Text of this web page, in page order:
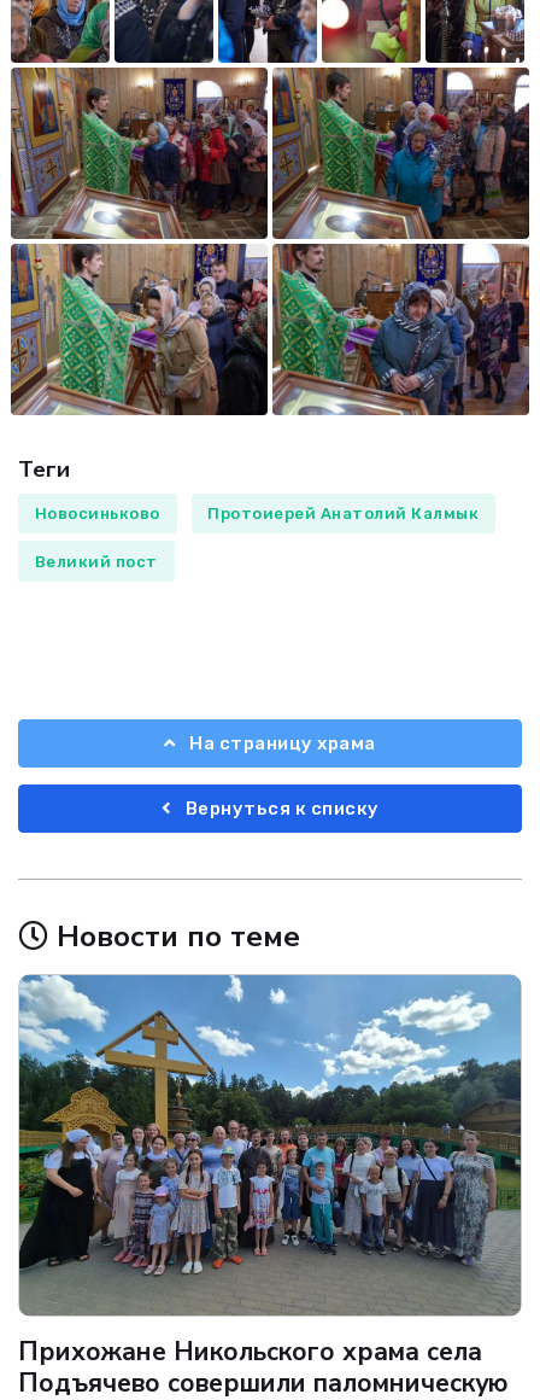
Теги
Новосиньково Протоиерей Анатолий Калмык
Великий пост
На страницу храма
Вернуться к списку
Новости по теме
Прихожане Никольского храма села
Подъячево совершили паломническую